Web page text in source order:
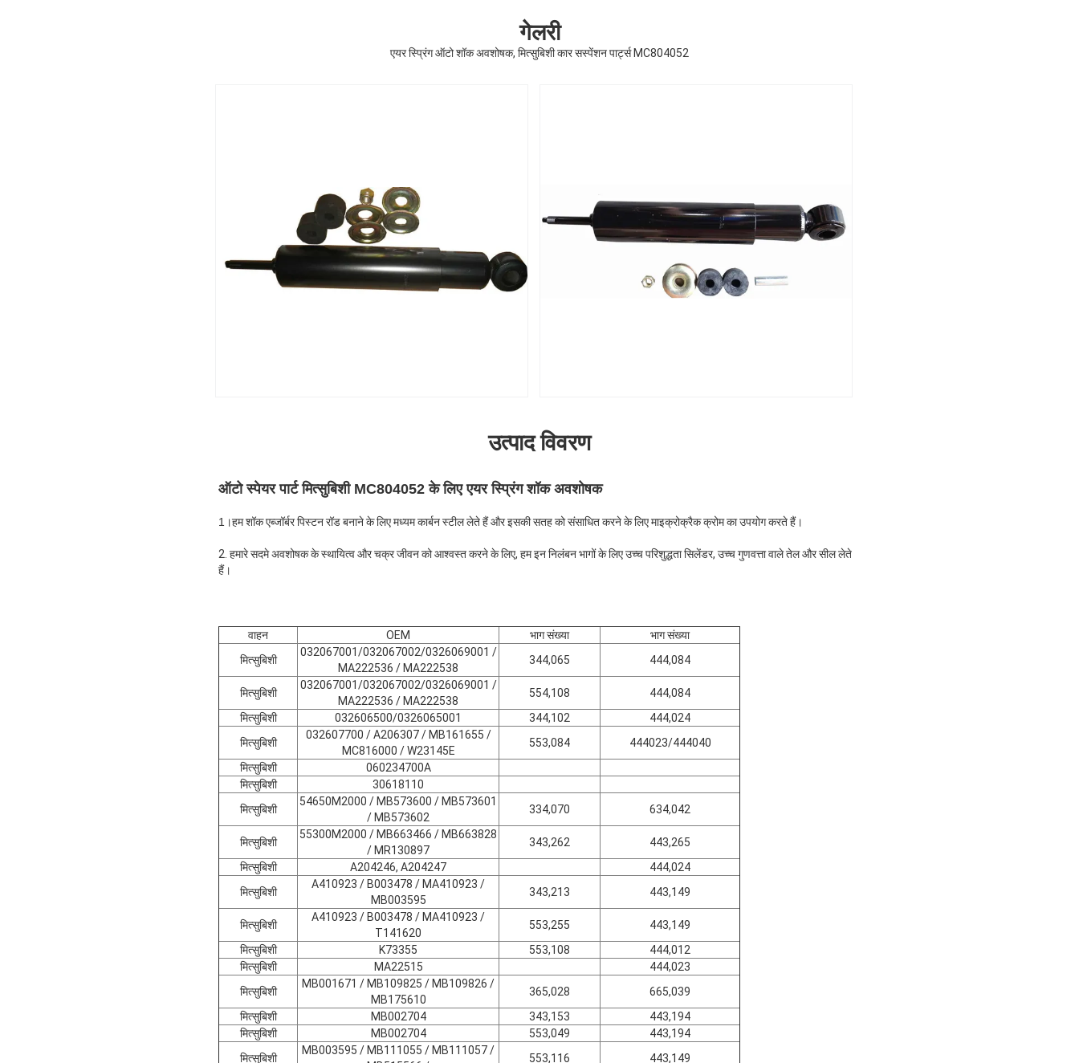
गेलरी
एयर स्प्रिंग ऑटो शॉक अवशोषक, मित्सुबिशी कार सस्पेंशन पार्ट्स MC804052
उत्पाद विवरण
ऑटो स्पेयर पार्ट मित्सुबिशी MC804052 के लिए एयर स्प्रिंग शॉक अवशोषक
1।हम शॉक एब्जॉर्बर पिस्टन रॉड बनाने के लिए मध्यम कार्बन स्टील लेते हैं और इसकी सतह को संसाधित करने के लिए माइक्रोक्रैक क्रोम का उपयोग करते हैं।
2. हमारे सदमे अवशोषक के स्थायित्व और चक्र जीवन को आश्वस्त करने के लिए, हम इन निलंबन भागों के लिए उच्च परिशुद्धता सिलेंडर, उच्च गुणवत्ता वाले तेल और सील लेते
हैं।
वाहन OEM भाग संख्या
भाग संख्या
मित्सुबिशी
032067001/032067002/0326069001 /
MA222536 / MA222538
344,065 444,084
मित्सुबिशी
032067001/032067002/0326069001 /
MA222536 / MA222538
554,108
444,084
मित्सुबिशी
032606500/0326065001 344,102
444,024
मित्सुबिशी
032607700 / A206307 / MB161655 /
MC816000 / W23145E
553,084
444023/444040
मित्सुबिशी
060234700A
मित्सुबिशी
30618110
मित्सुबिशी
54650M2000 / MB573600 / MB573601
/ MB573602
334,070 634,042
मित्सुबिशी
55300M2000 / MB663466 / MB663828
/ MR130897
343,262
443,265
मित्सुबिशी
A204246, A204247
444,024
मित्सुबिशी
A410923 / B003478 / MA410923 /
MB003595
343,213 443,149
मित्सुबिशी
A410923 / B003478 / MA410923 /
T141620
553,255
443,149
मित्सुबिशी
K73355 553,108
444,012
मित्सुबिशी
MA22515
444,023
मित्सुबिशी
MB001671 / MB109825 / MB109826 /
MB175610
365,028
665,039
मित्सुबिशी
MB002704 343,153
443,194
मित्सुबिशी
MB002704 553,049
443,194
मित्सुबिशी
MB003595 / MB111055 / MB111057 /
553,116
443,149